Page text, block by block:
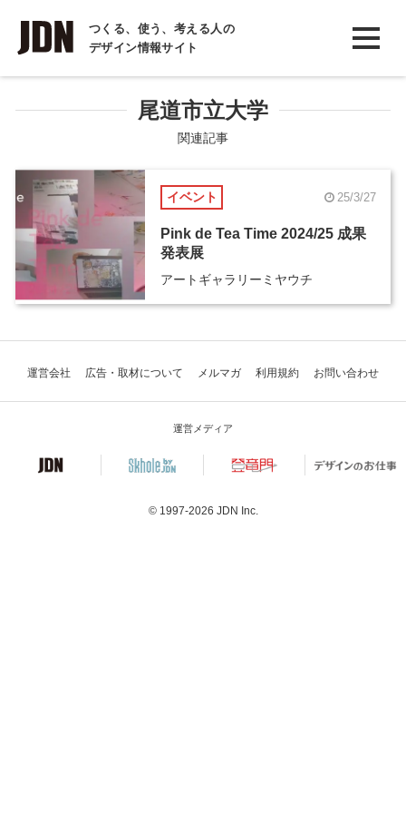
つくる、使う、考える人の
デザイン情報サイト
INTERVIEW
インタビュー
COLUMN
コラム
尾道市立大学
関連記事
イベント 25/3/27
Pink de Tea Time 2024/25 成果
発表展
アートギャラリーミヤウチ
運営会社 広告・取材について メルマガ 利用規約 お問い合わせ
運営メディア
© 1997-2026 JDN Inc.